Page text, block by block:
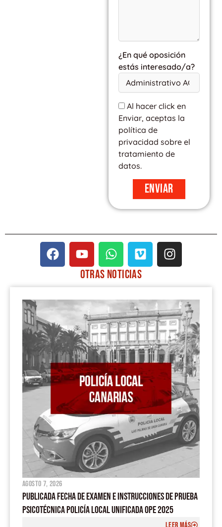
¿En qué oposición
estás interesado/a?
Al hacer click en
Enviar, aceptas la
política de
privacidad sobre el
tratamiento de
datos.
Enviar
F
a
e
b
o
o
k
Y
o
u
t
u
b
e
W
h
a
t
s
a
p
p
V
i
m
e
o
I
n
t
a
g
r
a
m
OTRAS NOTICIAS
agosto 7, 2026
PUBLICADA FECHA DE EXAMEN E INSTRUCCIONES DE PRUEBA
PSICOTÉCNICA POLICÍA LOCAL UNIFICADA OPE 2025
PÁGINAPÁGINA
PÁGINA
PÁGINA
PÁGINA